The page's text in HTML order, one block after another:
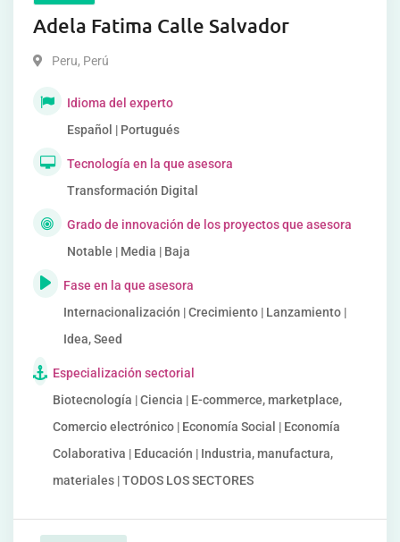
Adela Fatima Calle Salvador
Peru, Perú
Idioma del experto
Español | Portugués
Tecnología en la que asesora
Transformación Digital
Grado de innovación de los proyectos que asesora
Notable | Media | Baja
Fase en la que asesora
Internacionalización | Crecimiento | Lanzamiento |
Idea, Seed
Especialización sectorial
Biotecnología | Ciencia | E-commerce, marketplace,
Comercio electrónico | Economía Social | Economía
Colaborativa | Educación | Industria, manufactura,
materiales | TODOS LOS SECTORES